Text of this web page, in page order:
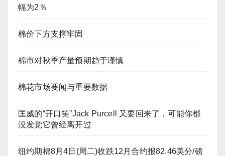
幅为2％
棉价下方支撑牢固
棉市对秋季产量预期趋于谨慎
棉花市场要闻与重要数据
匡威的“开口笑”Jack Purcell 又要回来了，可能你都
没发觉它曾经离开过
纽约期棉8月4日(周二)收跌12月合约报82.46美分/磅